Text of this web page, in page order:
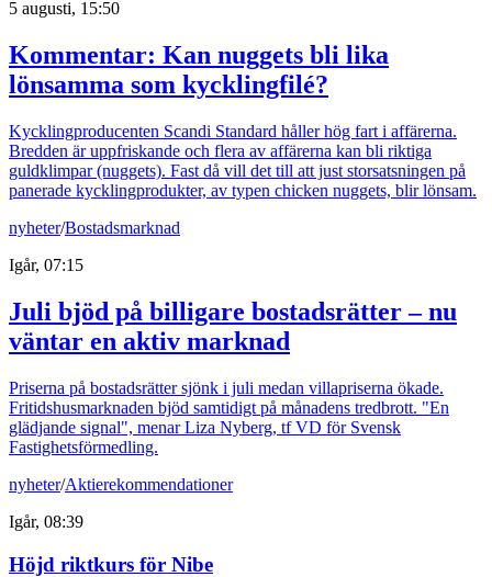
5 augusti, 15:50
Kommentar: Kan nuggets bli lika
lönsamma som kycklingfilé?
Kycklingproducenten Scandi Standard håller hög fart i affärerna.
Bredden är uppfriskande och flera av affärerna kan bli riktiga
guldklimpar (nuggets). Fast då vill det till att just storsatsningen på
panerade kycklingprodukter, av typen chicken nuggets, blir lönsam.
nyheter/Bostadsmarknad
Igår, 07:15
Juli bjöd på billigare bostadsrätter – nu
väntar en aktiv marknad
Priserna på bostadsrätter sjönk i juli medan villapriserna ökade.
Fritidshusmarknaden bjöd samtidigt på månadens tredbrott. "En
glädjande signal", menar Liza Nyberg, tf VD för Svensk
Fastighetsförmedling.
nyheter/Aktierekommendationer
Igår, 08:39
Höjd riktkurs för Nibe